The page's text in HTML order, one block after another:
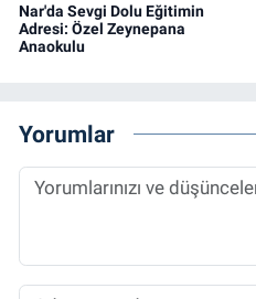
Nar'da Sevgi Dolu Eğitimin
Adresi: Özel Zeynepana
Anaokulu
Yorumlar